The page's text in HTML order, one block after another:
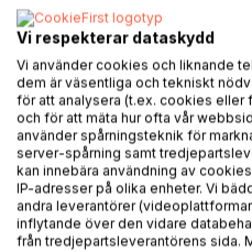
BESKRIVNING
I romanen følger vi Anni fra
voksen reiser til Frankrike.
en syk mor og en taus far.
feiler mor. Hun er ofte syk og
noen skal bli borte eller såre
mennesker tett på. Hun
løvet faller ned og danner et
henne. Det finnes noen hun
Vi respekterar dataskydd
Vi använder cookies och liknande
dem är väsentliga och tekniskt
för att analysera (t.ex. cookies
och för att mäta hur ofta vår
använder spårningsteknik för
server-spårning samt
kan innebära användning av
IP-adresser på olika enheter. Vi
andra leverantörer
inflytande över den vidare
från tredjepartsleverantörens sida.